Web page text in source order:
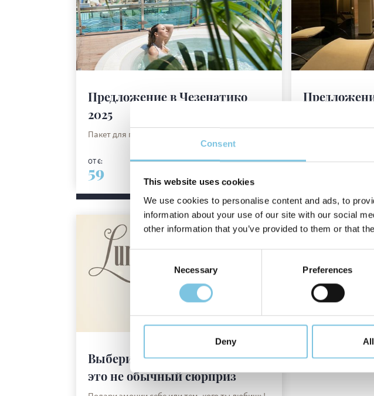
Consent
This website uses cookies
We use cookies to personalise content and ads, to
information about your use of our site with our social
other information that you’ve provided to them or that
Necessary Preferences
Deny
Предложение в Чезенатико
2025
Пакет для пляжного отдыха в Романье
ОТ €:
59
DISCOVER MORE
ОТ €:
Выбери подарок «Лунгомаре»:
это не обычный сюрприз